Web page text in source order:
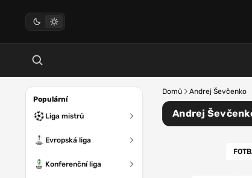
Populární
Liga mistrů
Evropská liga
Konferenční liga
Domů Andrej Ševčenko
Andrej